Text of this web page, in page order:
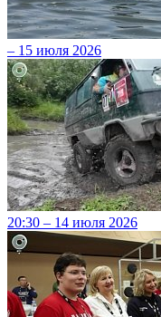
– 15 июля 2026
20:30 – 14 июля 2026